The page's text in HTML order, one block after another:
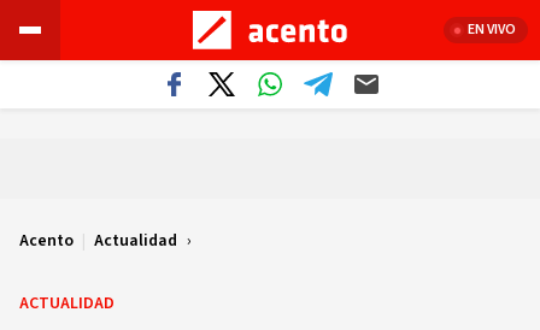
EN VIVO
Acento | Actualidad
ACTUALIDAD